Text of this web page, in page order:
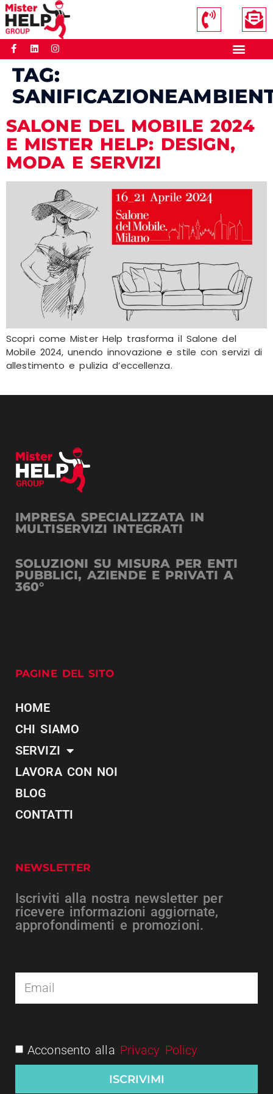
TAG:
SALONE DEL MOBILE 2024
E MISTER HELP: DESIGN,
MODA E SERVIZI
Scopri come Mister Help trasforma il Salone del
Mobile 2024, unendo innovazione e stile con servizi di
allestimento e pulizia d’eccellenza.
IMPRESA SPECIALIZZATA IN
MULTISERVIZI INTEGRATI
SOLUZIONI SU MISURA PER ENTI
PUBBLICI, AZIENDE E PRIVATI A
360°
PAGINE DEL SITO
HOME
CHI SIAMO
SERVIZI
LAVORA CON NOI
BLOG
CONTATTI
NEWSLETTER
Iscriviti alla nostra newsletter per
ricevere informazioni aggiornate,
approfondimenti e promozioni.
Acconsento alla Privacy Policy
ISCRIVIMI